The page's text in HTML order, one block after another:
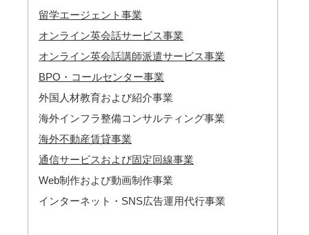
留学エージェント事業
オンライン英会話サービス事業
オンライン英会話講師派遣サービス事業
BPO・コールセンター事業
外国人材教育および紹介事業
海外インフラ整備コンサルティング事業
海外不動産賃貸事業
通信サービスおよび固定回線事業
Web制作および動画制作事業
インターネット・SNS広告運用代行事業